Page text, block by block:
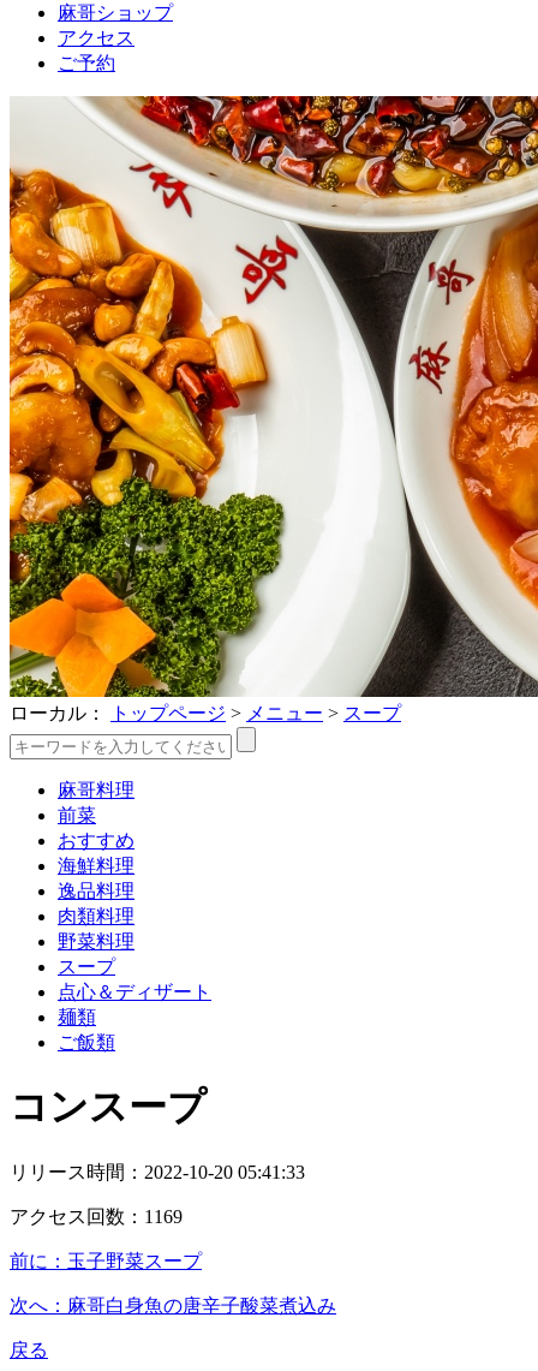
麻哥ショップ
アクセス
ご予約
ローカル： トップページ > メニュー > スープ
麻哥料理
前菜
おすすめ
海鮮料理
逸品料理
肉類料理
野菜料理
スープ
点心＆ディザート
麺類
ご飯類
コンスープ
リリース時間： 2022-10-20 05:41:33
アクセス回数： 1169
前に： 玉子野菜スープ
次へ： 麻哥白身魚の唐辛子酸菜煮込み
戻る